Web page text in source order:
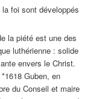
foi sont développés
piété est une des
luthérienne : solide
envers le Christ.
Guben, en
du Conseil et maire